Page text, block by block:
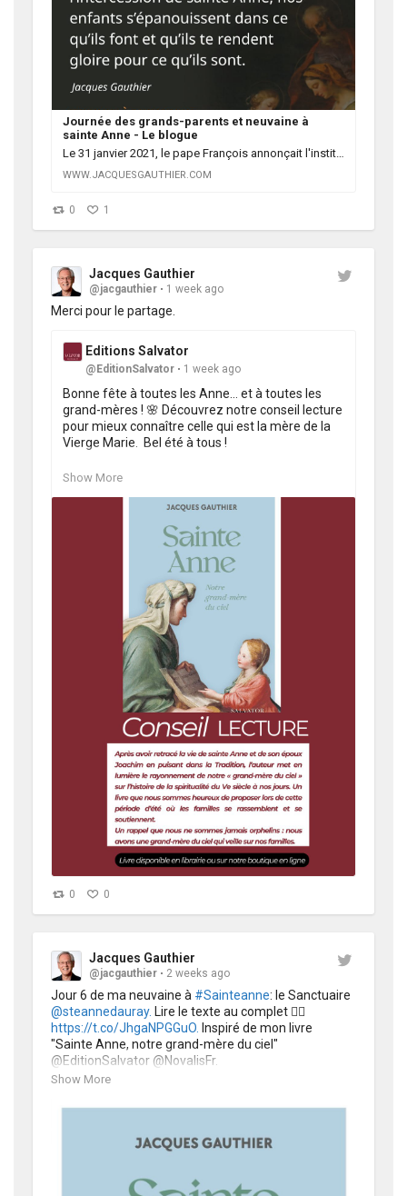
Journée des grands-parents et neuvaine à
sainte Anne - Le blogue
WWW.JACQUESGAUTHIER.COM
0 1
Jacques Gauthier
@jacgauthier 1 week ago
Merci pour le partage.
Editions Salvator
@EditionSalvator 1 week ago
Bonne fête à toutes les Anne… et à toutes les
grand-mères ! 🌸 Découvrez notre conseil lecture
pour mieux connaître celle qui est la mère de la
Vierge Marie.  Bel été à tous !
@jacgauthier
#Livres #Été https://t.co/kbmu6fpgfN
Show More
0 0
Jacques Gauthier
@jacgauthier 2 weeks ago
Jour 6 de ma neuvaine à #Sainteanne
@steannedauray.
https://t.co/JhgaNPGGuO. Inspiré de mon livre
"Sainte Anne, notre grand-mère du ciel"
@EditionSalvator @NovalisFr.
Show More